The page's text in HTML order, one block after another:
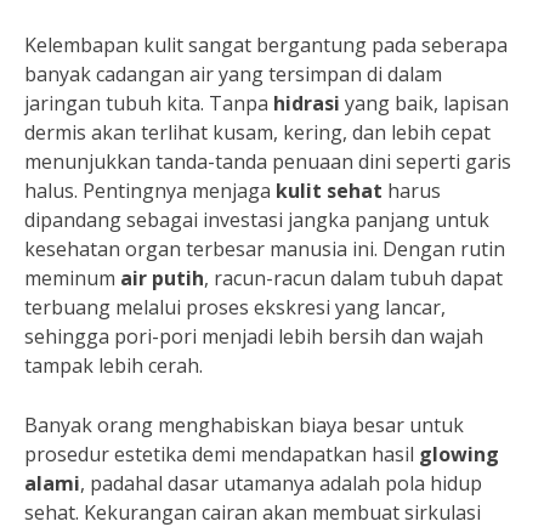
Kelembapan kulit sangat bergantung pada seberapa
banyak cadangan air yang tersimpan di dalam
jaringan tubuh kita. Tanpa hidrasi yang baik, lapisan
dermis akan terlihat kusam, kering, dan lebih cepat
menunjukkan tanda-tanda penuaan dini seperti garis
halus. Pentingnya menjaga kulit sehat harus
dipandang sebagai investasi jangka panjang untuk
kesehatan organ terbesar manusia ini. Dengan rutin
meminum air putih, racun-racun dalam tubuh dapat
terbuang melalui proses ekskresi yang lancar,
sehingga pori-pori menjadi lebih bersih dan wajah
tampak lebih cerah.
Banyak orang menghabiskan biaya besar untuk
prosedur estetika demi mendapatkan hasil glowing
alami, padahal dasar utamanya adalah pola hidup
sehat. Kekurangan cairan akan membuat sirkulasi